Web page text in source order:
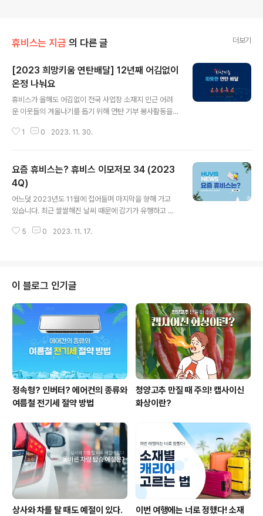
휴비스는 지금 의 다른 글 더보기
[2023 희망키움 연탄배달] 12년째 어김없이
온정 나눠요
휴비스가 올해도 어김없이 전국 사업장 소재지 인근 어려
운 이웃들의 겨울나기를 돕기 위해 연탄 기부 봉사활동을
동을 진행하고 있고, 올해는 서울과 대전, 전주 지역에 각
직원들이 서울시 성북구 북정마을 일대에서 연탄 배달을
진행하였는데요. 현장의 생생한 모습을 사진과 함께 담아
보았습니다.
1 0 2023. 11. 30.
요즘 휴비스는? 휴비스 이모저모 34 (2023
4Q)
어느덧 2023년도 11월에 접어들며 마지막을 향해 가고
있습니다. 최근 쌀쌀해진 날씨 때문에 감기가 유행하고 있
생활과 예방접종으로 건강에 유의하고, 자신만의 목표를
었는지 전해드립니다. ■ 2023 소부장 뿌리기술대전 참가
휴비스는 지난 10월 18일부터 20일까지 3일간 경기도 고
양시 킨텍스에서 개최된 ‘2023 소부장(소재∙부품∙장비)
뿌리기술대전’에 참가하였습니다. 소부장 뿌리기술대전은
산업통상자원부가 주최하는 국내 유일의 산업벨류체인 종
합전시회로 2021년과 2022년에 ..
5 0 2023. 11. 17.
이 블로그 인기글
정속형? 인버터? 에어컨의 종류와
여름철 전기세 절약 방법
청양고추 만질 때 주의! 캡사이신
화상이란?
상사와 차를 탈 때도 예절이 있다.
이번 여행에는 너로 정했다! 소재